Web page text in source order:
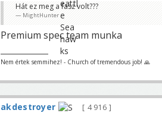
Hát ez meg a fasz volt???
MightHunter
Premium spec team munka
Nem értek semmihez! - Church of tremendous job! 🙏
akdestroyer 4 916